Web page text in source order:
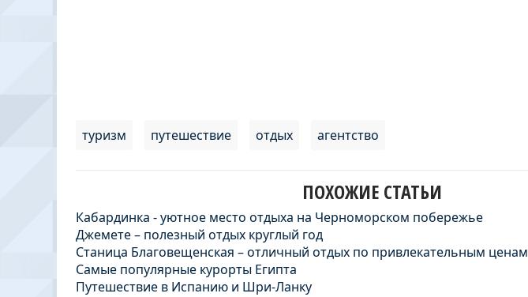
туризм путешествие отдых агентство
ПОХОЖИЕ СТАТЬИ
Кабардинка - уютное место отдыха на Черноморском побережье
Джемете – полезный отдых круглый год
Станица Благовещенская – отличный отдых по привлекательным ценам
Самые популярные курорты Египта
Путешествие в Испанию и Шри-Ланку